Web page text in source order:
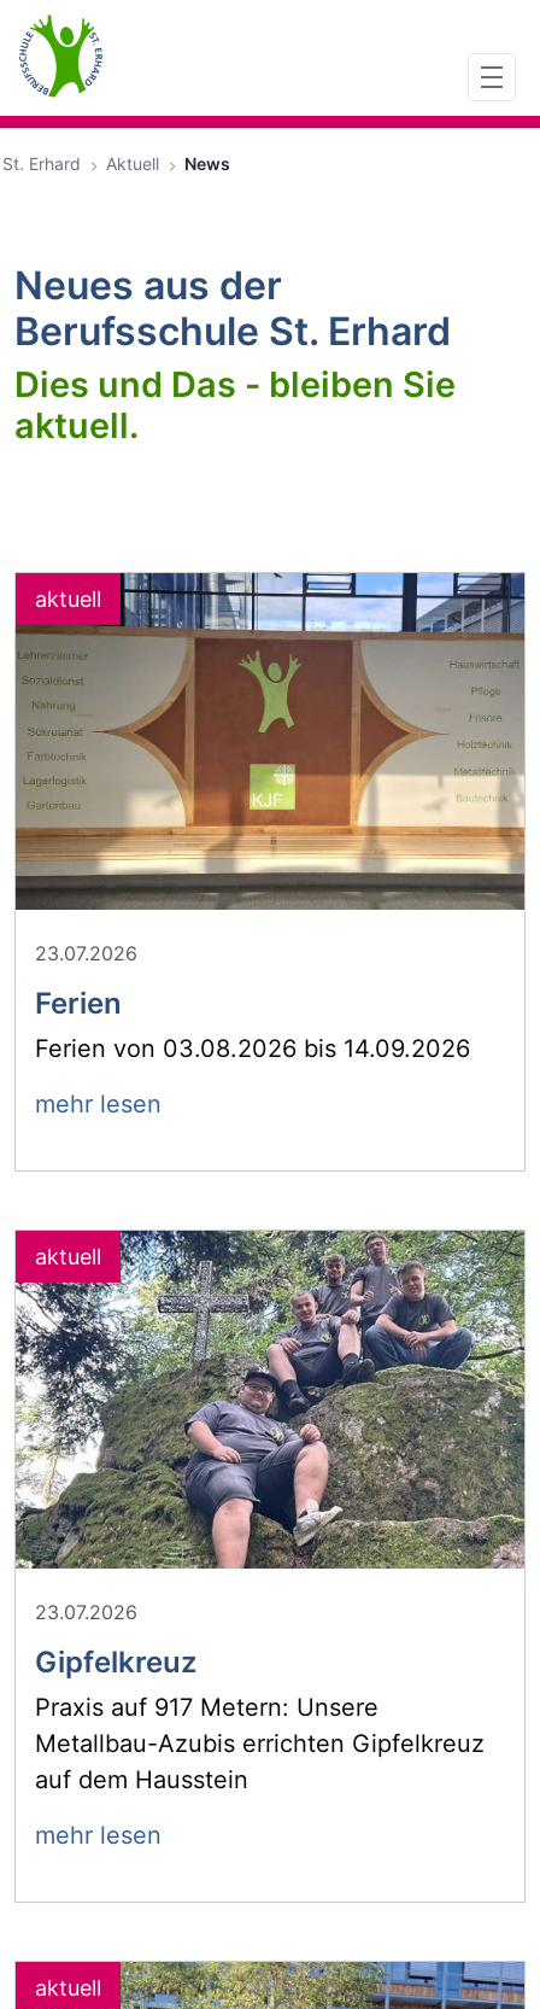
Zum Hauptinhalt springen
St. Erhard Aktuell News
Neues aus der
Berufsschule St. Erhard
Dies und Das - bleiben Sie
aktuell.
23.07.2026
Ferien
Ferien von 03.08.2026 bis 14.09.2026
mehr lesen
23.07.2026
Gipfelkreuz
Praxis auf 917 Metern: Unsere
Metallbau-Azubis errichten Gipfelkreuz
auf dem Hausstein
mehr lesen